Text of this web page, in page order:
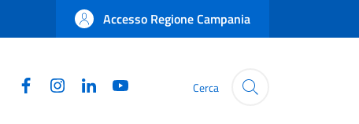
Accesso Regione Campania
FacebookInstagram
Linkedin Cerca